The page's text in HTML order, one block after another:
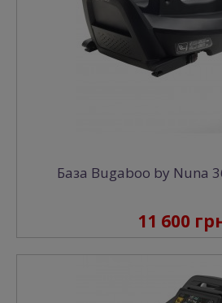
База Bugaboo by Nuna
11 600